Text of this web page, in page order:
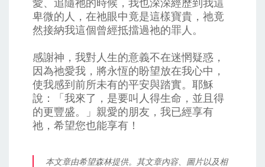
愛、追隨祂的時候，我也深深經歷到我這
卑微的人，在祂眼中竟是這樣寶貴，祂竟
然接納我這個曾經抵擋過祂的罪人。
感謝神，我對人生的意義不在迷惘疑惑，
因為祂愛我，將永恆的盼望放在我心中，
使我感到前所未有的平安與踏實。耶穌
說：「我來了，是要叫人得生命，並且得
的更豐盛。」親愛的朋友，我已經享有
祂，希望您也能享有！
本文章由希望森林提供。其文章內容、圖片以及相